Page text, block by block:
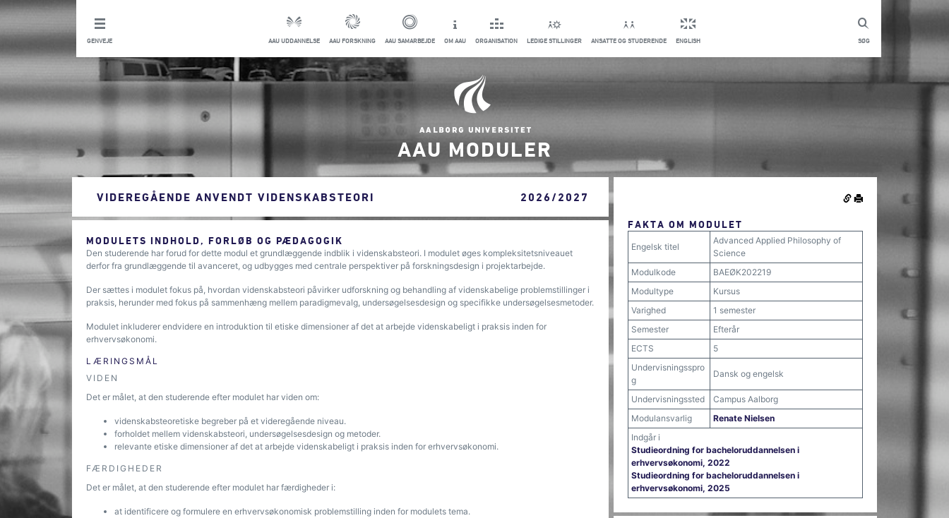
SØG
GENVEJE AAU UDDANNELSE AAU FORSKNING AAU SAMARBEJDE OM AAU ORGANISATION LEDIGE STILLINGER ANSATTE OG STUDERENDE ENGLISH
AAU MODULER
VIDEREGÅENDE ANVENDT VIDENSKABSTEORI 2026/2027
MODULETS INDHOLD, FORLØB OG PÆDAGOGIK
Den studerende har forud for dette modul et grundlæggende indblik i videnskabsteori. I modulet øges kompleksitetsniveauet
derfor fra grundlæggende til avanceret, og udbygges med centrale perspektiver på forskningsdesign i projektarbejde.
Der sættes i modulet fokus på, hvordan videnskabsteori påvirker udforskning og behandling af videnskabelige problemstillinger i
praksis, herunder med fokus på sammenhæng mellem paradigmevalg, undersøgelsesdesign og specifikke undersøgelsesmetoder.
Modulet inkluderer endvidere en introduktion til etiske dimensioner af det at arbejde videnskabeligt i praksis inden for
erhvervsøkonomi.
LÆRINGSMÅL
VIDEN
Det er målet, at den studerende efter modulet har viden om:
videnskabsteoretiske begreber på et videregående niveau.
forholdet mellem videnskabsteori, undersøgelsesdesign og metoder.
relevante etiske dimensioner af det at arbejde videnskabeligt i praksis inden for erhvervsøkonomi.
FÆRDIGHEDER
Det er målet, at den studerende efter modulet har færdigheder i:
at identificere og formulere en erhvervsøkonomisk problemstilling inden for modulets tema.
FAKTA OM MODULET
Engelsk titel
Advanced Applied Philosophy of
Science
Modulkode
BAEØK202219
Modultype
Kursus
Varighed
1 semester
Semester
Efterår
ECTS
5
Undervisningsspro
g
Dansk og engelsk
Undervisningssted
Campus Aalborg
Modulansvarlig
Renate Nielsen
Indgår i
Studieordning for bacheloruddannelsen i
erhvervsøkonomi, 2022
Studieordning for bacheloruddannelsen i
erhvervsøkonomi, 2025